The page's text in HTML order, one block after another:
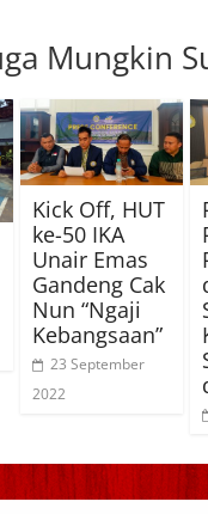
Mungkin
Kick Off, HUT
ke-50 IKA
Unair Emas
Gandeng Cak
Nun “Ngaji
Kebangsaan”
23 September
2022